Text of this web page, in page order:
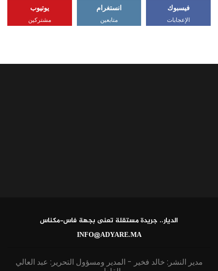
فيسبوك
الإعجابات
انستغرام
متابعين
يوتيوب
مشتركين
الديار.. جريدة مستقلة تعنى بجهة فاس-مكناس
INFO@ADYARE.MA
مدير النشر: خالد فخير - المدير ومسؤول التحرير: عبد العالي